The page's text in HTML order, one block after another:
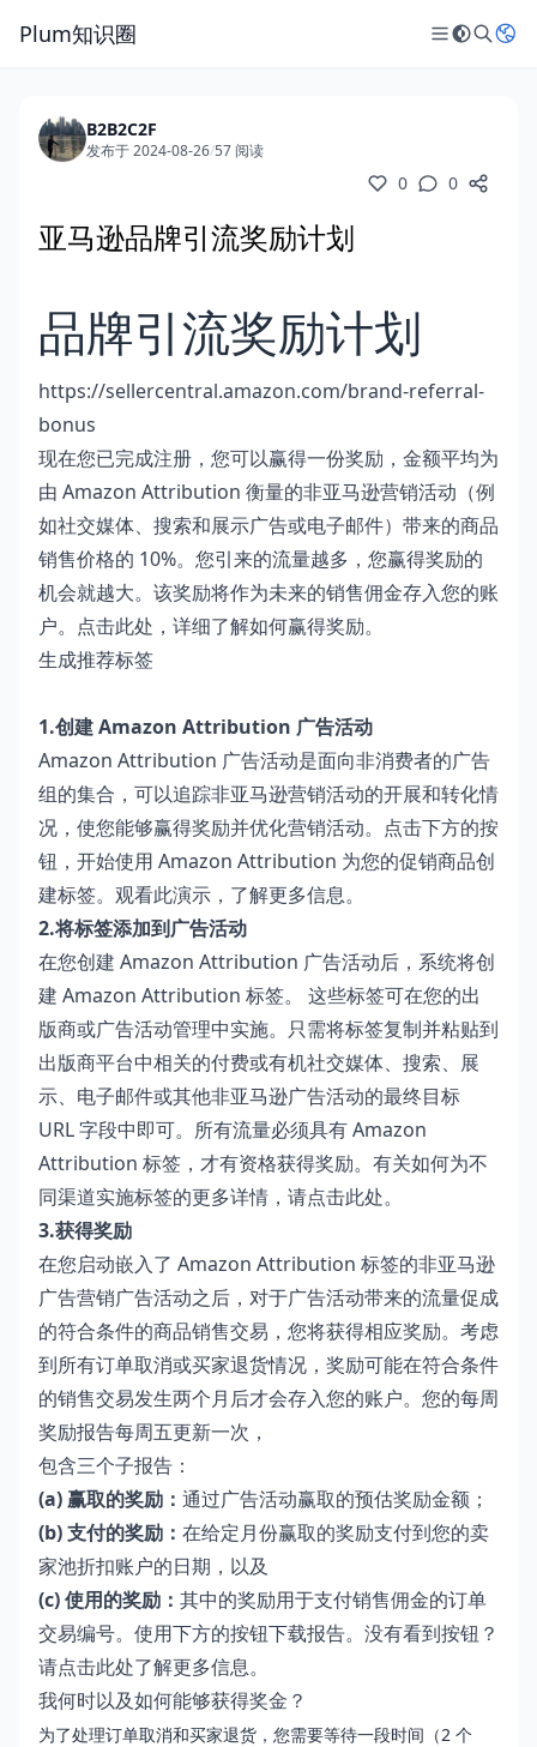
Plum知识圈
B2B2C2F
发布于 2024-08-26/57 阅读
0 0
亚马逊品牌引流奖励计划
品牌引流奖励计划
https://sellercentral.amazon.com/brand-referral-
bonus
现在您已完成注册，您可以赢得一份奖励，金额平均为
由 Amazon Attribution 衡量的非亚马逊营销活动（例
如社交媒体、搜索和展示广告或电子邮件）带来的商品
销售价格的 10%。您引来的流量越多，您赢得奖励的
机会就越大。该奖励将作为未来的销售佣金存入您的账
户。 点击此处 ，详细了解如何赢得奖励。
生成推荐标签
1.创建 Amazon Attribution 广告活动
Amazon Attribution 广告活动是面向非消费者的广告
组的集合，可以追踪非亚马逊营销活动的开展和转化情
况，使您能够赢得奖励并优化营销活动。点击下方的按
钮，开始使用 Amazon Attribution 为您的促销商品创
建标签。 观看此演示 ，了解更多信息。
2.将标签添加到广告活动
在您创建 Amazon Attribution 广告活动后，系统将创
建 Amazon Attribution 标签。 这些标签可在您的出
版商或广告活动管理中实施。只需将标签复制并粘贴到
出版商平台中相关的付费或有机社交媒体、搜索、展
示、电子邮件或其他非亚马逊广告活动的最终目标
URL 字段中即可。所有流量必须具有 Amazon
Attribution 标签，才有资格获得奖励。有关如何为不
同渠道实施标签的更多详情，请点击此处。
3.获得奖励
在您启动嵌入了 Amazon Attribution 标签的非亚马逊
广告营销广告活动之后，对于广告活动带来的流量促成
的符合条件的商品销售交易，您将获得相应奖励。考虑
到所有订单取消或买家退货情况，奖励可能在符合条件
的销售交易发生两个月后才会存入您的账户。您的每周
奖励报告每周五更新一次，
包含三个子报告：
(a) 赢取的奖励： 通过广告活动赢取的预估奖励金额；
(b) 支付的奖励： 在给定月份赢取的奖励支付到您的卖
家池折扣账户的日期，以及
(c) 使用的奖励： 其中的奖励用于支付销售佣金的订单
交易编号。使用下方的按钮下载报告。没有看到按钮？
请点击此处了解更多信息。
我何时以及如何能够获得奖金？
为了处理订单取消和买家退货，您需要等待一段时间（2 个